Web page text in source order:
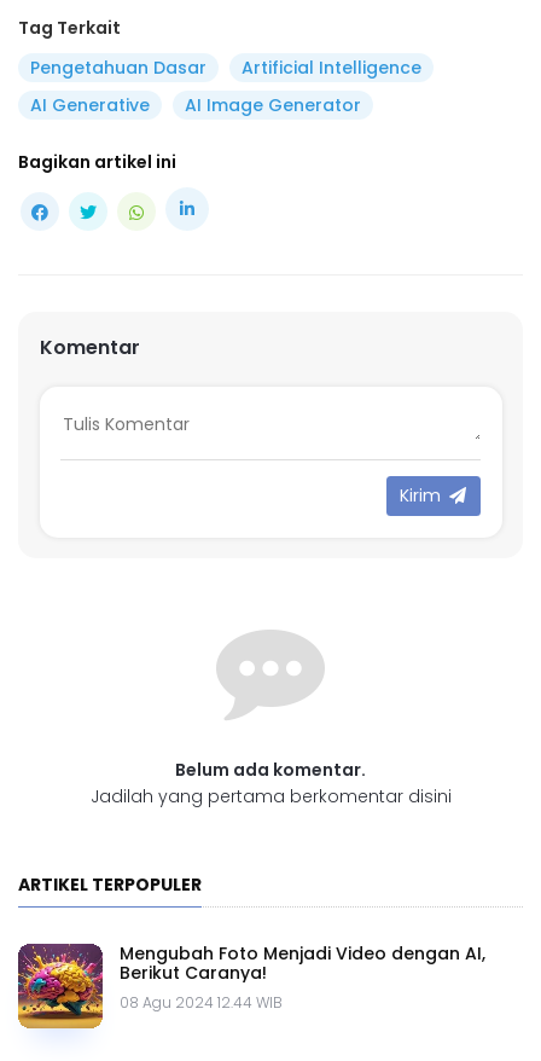
Tag Terkait
Pengetahuan Dasar
Artificial Intelligence
AI Generative
AI Image Generator
Bagikan artikel ini
Komentar
Kirim
Belum ada komentar.
Jadilah yang pertama berkomentar disini
ARTIKEL TERPOPULER
Mengubah Foto Menjadi Video dengan AI,
Berikut Caranya!
08 Agu 2024 12.44 WIB